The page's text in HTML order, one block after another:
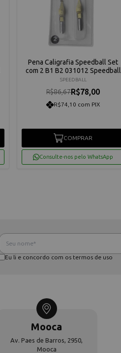
Pena Caligrafia Speedball Set
com 2 B1 B2 031012 Speedball
SPEEDBALL
R$86,67R$78,00
R$74,10 com PIX
COMPRAR
Consulte-nos pelo WhatsApp
Eu li e concordo com os termos de uso
Mooca
Av. Paes de Barros, 2950,
Mooca